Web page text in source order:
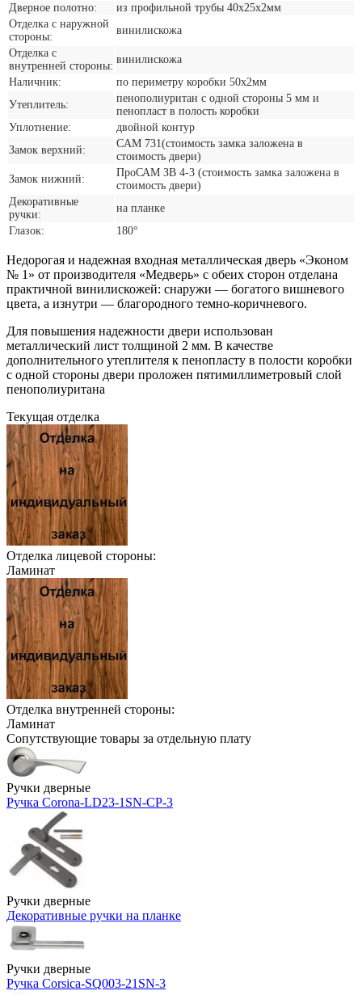
Дверное полотно:
из профильной трубы 40х25х2мм
Отделка с наружной
стороны:
винилискожа
Отделка с
внутренней стороны:
винилискожа
Наличник:
по периметру коробки 50х2мм
Утеплитель:
пенополиуритан с одной стороны 5 мм и
пенопласт в полость коробки
Уплотнение:
двойной контур
Замок верхний:
CАМ 731(стоимость замка заложена в
стоимость двери)
Замок нижний:
ПроСАМ ЗВ 4-3 (стоимость замка заложена в
стоимость двери)
Декоративные
ручки:
на планке
Глазок:
180°
Недорогая и надежная входная металлическая дверь «Эконом
№ 1» от производителя «Медверь» с обеих сторон отделана
практичной винилискожей: снаружи — богатого вишневого
цвета, а изнутри — благородного темно-коричневого.
Для повышения надежности двери использован
металлический лист толщиной 2 мм. В качестве
дополнительного утеплителя к пенопласту в полости коробки
с одной стороны двери проложен пятимиллиметровый слой
пенополиуритана
Текущая отделка
Отделка лицевой стороны:
Ламинат
Отделка внутренней стороны:
Ламинат
Сопутствующие товары за отдельную плату
Ручки дверные
Ручка Corona-LD23-1SN-CP-3
Ручки дверные
Декоративные ручки на планке
Ручки дверные
Ручка Corsica-SQ003-21SN-3